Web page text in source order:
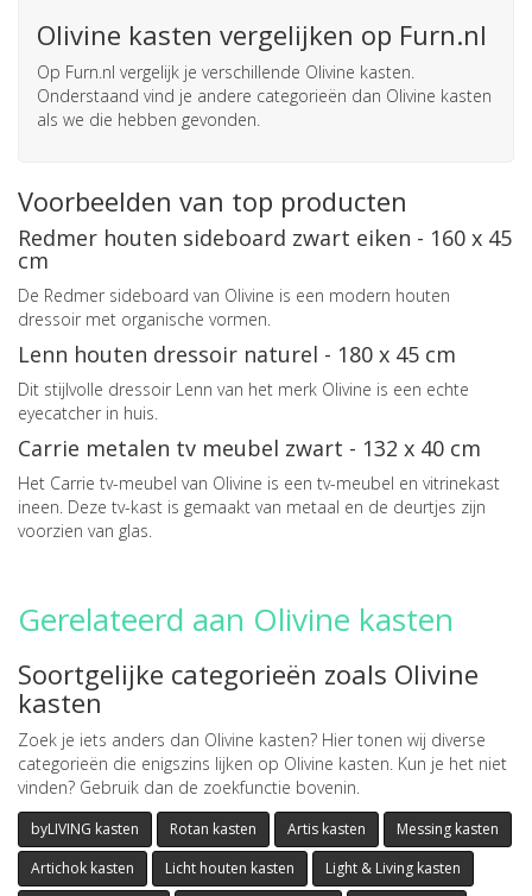
Olivine kasten vergelijken op Furn.nl
Op Furn.nl vergelijk je verschillende Olivine kasten.
Onderstaand vind je andere categorieën dan Olivine kasten
als we die hebben gevonden.
Voorbeelden van top producten
Redmer houten sideboard zwart eiken - 160 x 45
cm
De Redmer sideboard van Olivine is een modern houten
dressoir met organische vormen.
Lenn houten dressoir naturel - 180 x 45 cm
Dit stijlvolle dressoir Lenn van het merk Olivine is een echte
eyecatcher in huis.
Carrie metalen tv meubel zwart - 132 x 40 cm
Het Carrie tv-meubel van Olivine is een tv-meubel en vitrinekast
ineen. Deze tv-kast is gemaakt van metaal en de deurtjes zijn
voorzien van glas.
Gerelateerd aan Olivine kasten
Soortgelijke categorieën zoals Olivine
kasten
Zoek je iets anders dan Olivine kasten? Hier tonen wij diverse
categorieën die enigszins lijken op Olivine kasten. Kun je het niet
vinden? Gebruik dan de zoekfunctie bovenin.
byLIVING kasten Rotan kasten Artis kasten
Messing kasten
Artichok kasten
Licht houten kasten
Light & Living kasten